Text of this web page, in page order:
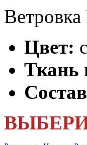
Цвет:
Ткань